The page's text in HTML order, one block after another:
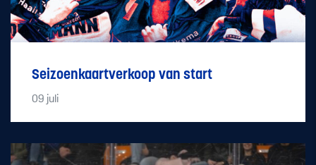
Seizoenkaartverkoop van start
09 juli